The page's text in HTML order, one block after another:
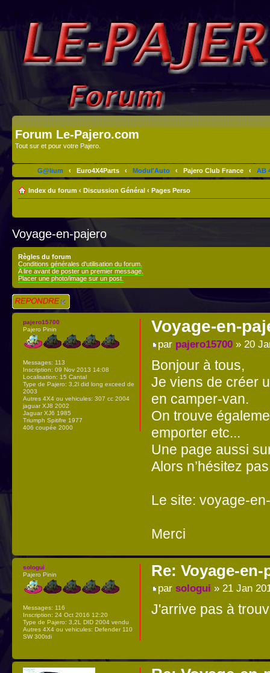
Forum Le-Pajero.com
Tout sur et pour votre Pajero.
G@lium ‹ Euro4X4Parts ‹ Modul'Auto ‹ Pajero Club France ‹ AB
Index du forum ‹ Discussion Général ‹ Pages Perso
Voyage-en-pajero
Règles du forum
Conditions générales d'utilisation du forum.
A lire avant de poster un premier message.
Placer une photo/image sur un post.
Répondre
Voyage-en-
par pajero15700» 20
Bonjour à tous,
Je viens de créer
en camper-van.
On trouve
emporter etc...
Une page aussi
Alors n’hésitez
Le site: voyage-
Merci
pajero15700
Pajero Pinin
Messages: 113
Inscription: 09 Nov 2013 14:08
Localisation: 15 Cantal
Type de Pajero: 3,2l did long exceed de
2003
Autres 4X4 ou vehicules: 307 cc 2004
jaguar XJ8 2002
Jaguar XJ6 1985
Triumph Spitifre 1977
406 coupée 2000
Re: Voyage-en-
par sologui » 21 Jan
J'arrive pas à
sologui
Pajero Pinin
Messages: 116
Inscription: 24 Oct 2016 12:20
Type de Pajero: 3,2L DID 2004 vendu
Autres 4X4 ou vehicules: Defender 110
SW 300tdi